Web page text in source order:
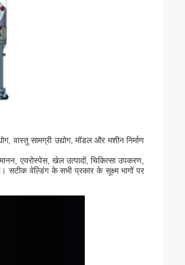
वास्तु सामग्री उद्योग, मॉडल और मशीन निर्माण
एयरोस्पेस, खेल उत्पादों, चिकित्सा उपकरण,
सटीक वेल्डिंग के सभी प्रकार के सूक्ष्म भागों पर